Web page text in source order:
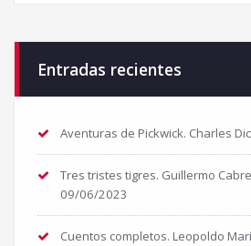
Entradas recientes
Aventuras de Pickwick. Charles
Tres tristes tigres. Guillermo
09/06/2023
Cuentos completos. Leopoldo